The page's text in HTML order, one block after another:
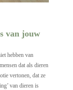
van jouw
hebben van
dat als dieren
vertonen, dat ze
van dieren is